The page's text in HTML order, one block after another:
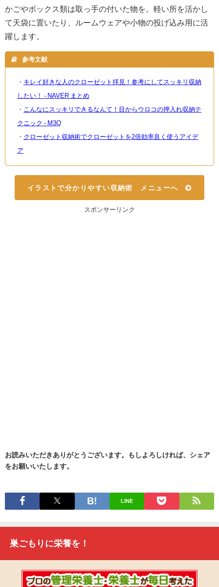
かごやボックス類は取っ手の付いた物を。軽い所を活かし
て天袋に置いたり、ルームウェアや小物の投げ込み用に活
躍します。
参考文献
・ キレイ好きな人のクローゼット拝見！参考にしてスッキリ収納
したい！ - NAVER まとめ
・ こんなにスッキリできるなんて！目からウロコの押入れ収納テ
クニック - M3Q
・ クローゼット収納術でクローゼットを2倍効率良く使うアイデ
ア
イラストで分かりやすい収納術 メニューへ
スポンサーリンク
お読みいただきありがとうございます。もしよろしければ、シェア
をお願いいたします。
LINE
巣ごもりに栄養を！